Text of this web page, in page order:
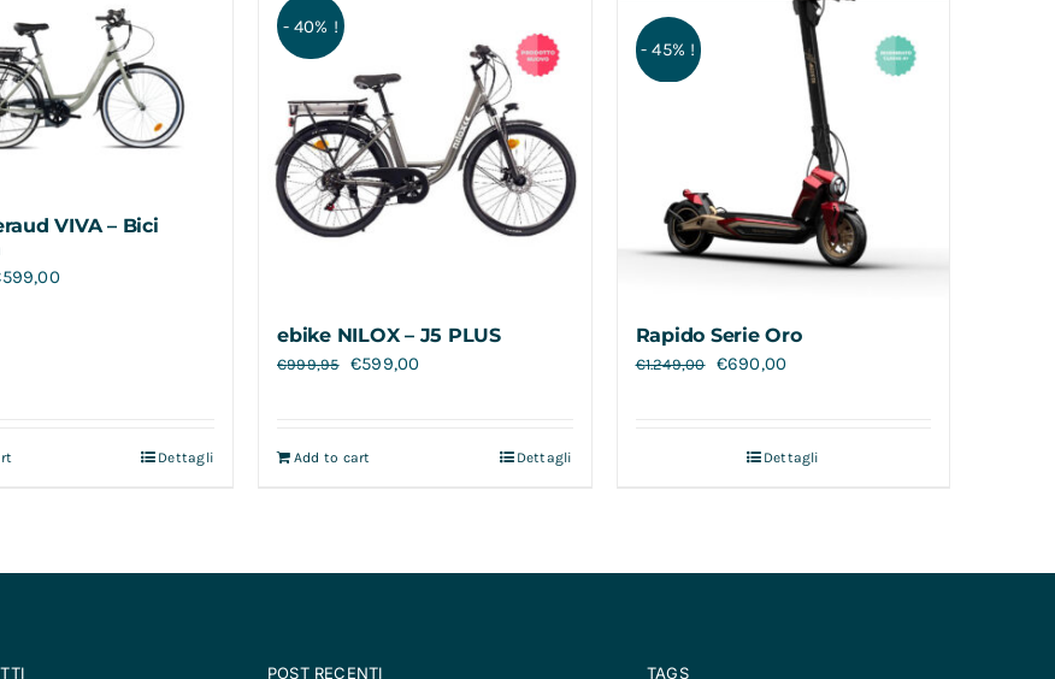
VIVA – Bici
599,00
Dettagli
- 40% !
ebike NILOX – J5 PLUS
€999,95 €599,00
Add to cart Dettagli
- 45% !
Rapido Serie Oro
€1.249,00 €690,00
Dettagli
POST RECENTI TAGS